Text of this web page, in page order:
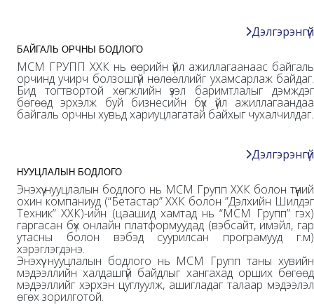
Дэлгэрэнгүй
БАЙГАЛЬ ОРЧНЫ БОДЛОГО
МСМ ГРУПП ХХК нь өөрийн үйл ажиллагаанаас байгаль
орчинд учирч болзошгүй нөлөөллийг ухамсарлаж байдаг.
Бид тогтвортой хөгжлийн үзэл баримтлалыг дэмждэг
бөгөөд эрхэлж буй бизнесийн бүх үйл ажиллагаандаа
байгаль орчны хувьд хариуцлагатай байхыг чухалчилдаг.
Дэлгэрэнгүй
НУУЦЛАЛЫН БОДЛОГО
Энэхүү нууцлалын бодлого нь МСМ Групп ХХК болон түүний
охин компаниуд (“Бетастар” ХХК болон ”Дэлхийн Шилдэг
Техник” ХХК)-ийн (цаашид хамтад нь “МСМ Групп” гэх)
гаргасан бүх онлайн платформуудад (вэбсайт, имэйл, гар
утасны болон вэбэд суурилсан програмууд г.м)
хэрэглэгдэнэ.
Энэхүү нууцлалын бодлого нь МСМ Групп таны хувийн
мэдээллийн халдашгүй байдлыг хангахад орших бөгөөд
мэдээллийг хэрхэн цуглуулж, ашигладаг талаар мэдээлэл
өгөх зорилготой.